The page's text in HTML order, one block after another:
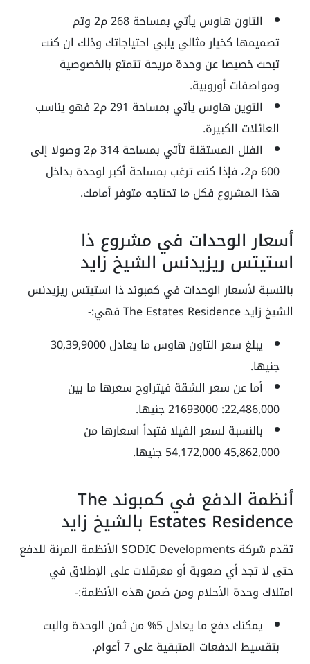
التاون هاوس يأتي بمساحة 268 م2 وتم
تصميمها كخيار مثالي يلبي احتياجاتك وذلك ان كنت
تبحث خصيصا عن وحدة مريحة تتمتع بالخصوصية
ومواصفات أوروبية.
التوين هاوس يأتي بمساحة 291 م2 فهو يناسب
العائلات الكبيرة.
الفلل المستقلة تأتي بمساحة 314 م2 وصولا إلى
600 م2، فإذا كنت ترغب بمساحة أكبر لوحدة بداخل
هذا المشروع فكل ما تحتاجه متوفر أمامك.
أسعار الوحدات في مشروع ذا
استيتس ريزيدنس الشيخ زايد
بالنسبة لأسعار الوحدات في كمبوند ذا استيتس ريزيدنس
الشيخ زايد The Estates Residence فهي:-
يبلغ سعر التاون هاوس ما يعادل 30,39,9000
جنيها.
أما عن سعر الشقة فيتراوح سعرها ما بين
22,486,000: 21693000 جنيها.
بالنسبة لسعر الفيلا فتبدأ اسعارها من
45,862,000 54,172,000 جنيها.
أنظمة الدفع في كمبوند The
Estates Residence بالشيخ زايد
تقدم شركة SODIC Developments الأنظمة المرنة للدفع
حتى لا تجد أي صعوبة أو معرقلات على الإطلاق في
امتلاك وحدة الأحلام ومن ضمن هذه الأنظمة:-
يمكنك دفع ما يعادل 5% من ثمن الوحدة والبت
بتقسيط الدفعات المتبقية على 7 أعوام.